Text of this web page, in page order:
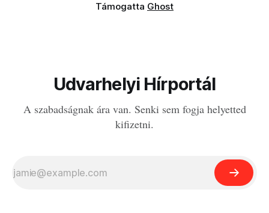
Támogatta Ghost
Udvarhelyi Hírportál
A szabadságnak ára van. Senki sem fogja helyetted
kifizetni.